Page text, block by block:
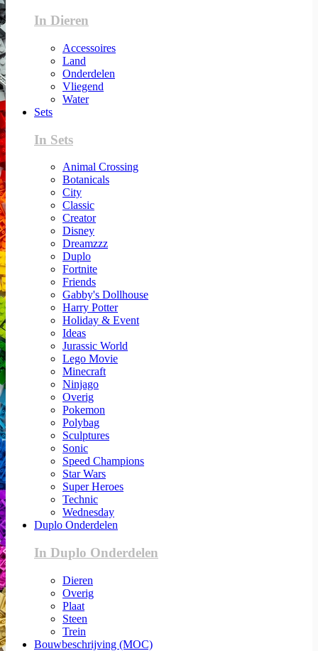
In Dieren
Accessoires
Land
Onderdelen
Vliegend
Water
Sets
In Sets
Animal Crossing
Botanicals
City
Classic
Creator
Disney
Dreamzzz
Duplo
Fortnite
Friends
Gabby's Dollhouse
Harry Potter
Holiday & Event
Ideas
Jurassic World
Lego Movie
Minecraft
Ninjago
Overig
Pokemon
Polybag
Sculptures
Sonic
Speed Champions
Star Wars
Super Heroes
Technic
Wednesday
Duplo Onderdelen
In Duplo Onderdelen
Dieren
Overig
Plaat
Steen
Trein
Bouwbeschrijving (MOC)